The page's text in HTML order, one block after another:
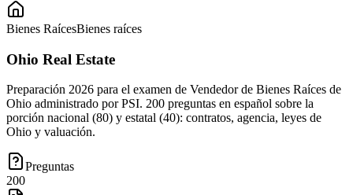
Bienes RaícesBienes raíces
Ohio Real Estate
Preparación 2026 para el examen de Vendedor de Bienes Raíces de
Ohio administrado por PSI. 200 preguntas en español sobre la
porción nacional (80) y estatal (40): contratos, agencia, leyes de
Ohio y valuación.
Preguntas
200